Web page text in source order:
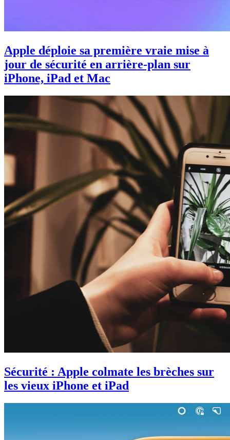
Apple déploie sa première vraie mise à
jour de sécurité en arrière-plan sur
iPhone, iPad et Mac
Sécurité : Apple colmate les brèches sur
les vieux iPhone et iPad